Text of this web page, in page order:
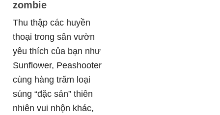
zombie
Thu thập các huyền
thoại trong sân vườn
yêu thích của bạn như
Sunflower, Peashooter
cùng hàng trăm loại
súng “đặc sản” thiên
nhiên vui nhộn khác,